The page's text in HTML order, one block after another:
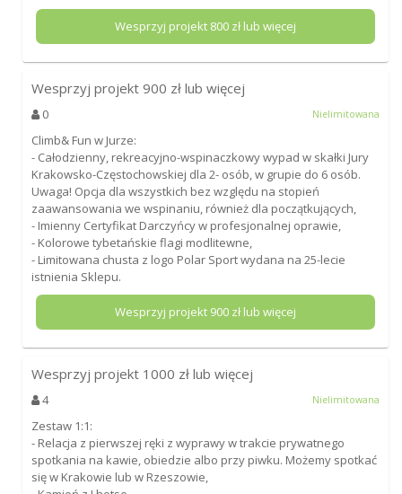
Wesprzyj projekt 800zł lub więcej
Wesprzyj projekt 900 zł lub więcej
0 Nielimitowana
Climb& Fun w Jurze:
- Całodzienny, rekreacyjno-wspinaczkowy wypad w skałki Jury
Krakowsko-Częstochowskiej dla 2- osób, w grupie do 6 osób.
Uwaga! Opcja dla wszystkich bez względu na stopień
zaawansowania we wspinaniu, również dla początkujących,
- Imienny Certyfikat Darczyńcy w profesjonalnej oprawie,
- Kolorowe tybetańskie flagi modlitewne,
- Limitowana chusta z logo Polar Sport wydana na 25-lecie
istnienia Sklepu.
Wesprzyj projekt 900zł lub więcej
Wesprzyj projekt 1000 zł lub więcej
4 Nielimitowana
Zestaw 1:1:
- Relacja z pierwszej ręki z wyprawy w trakcie prywatnego
spotkania na kawie, obiedzie albo przy piwku. Możemy spotkać
się w Krakowie lub w Rzeszowie,